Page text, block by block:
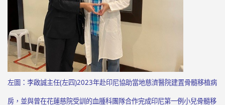
左圖：李啟誠主任(左四)2023年赴印尼協助當地慈濟醫院建置骨髓移植病
房，並與曾在花蓮慈院受訓的血腫科團隊合作完成印尼第一例小兒骨髓移